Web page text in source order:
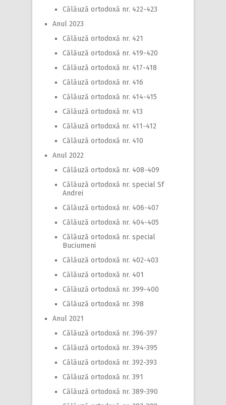
Călăuză ortodoxă nr. 422-423
Anul 2023
Călăuză ortodoxă nr. 421
Călăuză ortodoxă nr. 419-420
Călăuză ortodoxă nr. 417-418
Călăuză ortodoxă nr. 416
Călăuză ortodoxă nr. 414-415
Călăuză ortodoxă nr. 413
Călăuză ortodoxă nr. 411-412
Călăuză ortodoxă nr. 410
Anul 2022
Călăuză ortodoxă nr. 408-409
Călăuză ortodoxă nr. special Sf
Andrei
Călăuză ortodoxă nr. 406-407
Călăuză ortodoxă nr. 404-405
Călăuză ortodoxă nr. special
Buciumeni
Călăuză ortodoxă nr. 402-403
Călăuză ortodoxă nr. 401
Călăuză ortodoxă nr. 399-400
Călăuză ortodoxă nr. 398
Anul 2021
Călăuză ortodoxă nr. 396-397
Călăuză ortodoxă nr. 394-395
Călăuză ortodoxă nr. 392-393
Călăuză ortodoxă nr. 391
Călăuză ortodoxă nr. 389-390